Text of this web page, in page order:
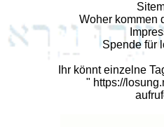
Woher kommen
Spende für
Ihr könnt einzelne
" https://